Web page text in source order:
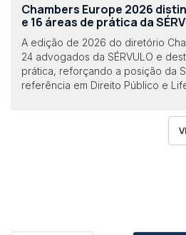
Chambers Europe 2026
e 16 áreas de prática da
A edição de 2026 do diretório
24 advogados da SÉRVULO e
prática, reforçando a posição da
referência em Direito Público e